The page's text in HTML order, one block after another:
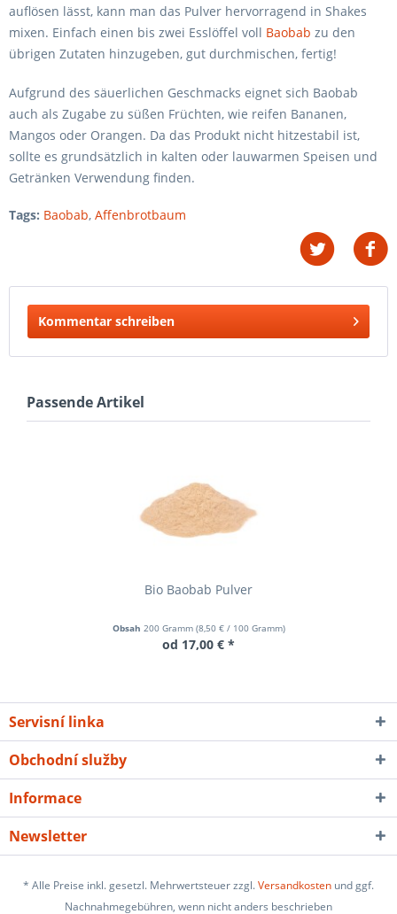
auflösen lässt, kann man das Pulver hervorragend in Shakes
mixen. Einfach einen bis zwei Esslöffel voll Baobab zu den
übrigen Zutaten hinzugeben, gut durchmischen, fertig!
Aufgrund des säuerlichen Geschmacks eignet sich Baobab
auch als Zugabe zu süßen Früchten, wie reifen Bananen,
Mangos oder Orangen. Da das Produkt nicht hitzestabil ist,
sollte es grundsätzlich in kalten oder lauwarmen Speisen und
Getränken Verwendung finden.
Tags: Baobab, Affenbrotbaum
Kommentar schreiben
Passende Artikel
Bio Baobab Pulver
Obsah 200 Gramm (8,50 €/ 100 Gramm)
od 17,00 € *
Servisní linka
Obchodní služby
Informace
Newsletter
* Alle Preise inkl. gesetzl. Mehrwertsteuer zzgl.Versandkosten und ggf.
Nachnahmegebühren, wenn nicht anders beschrieben